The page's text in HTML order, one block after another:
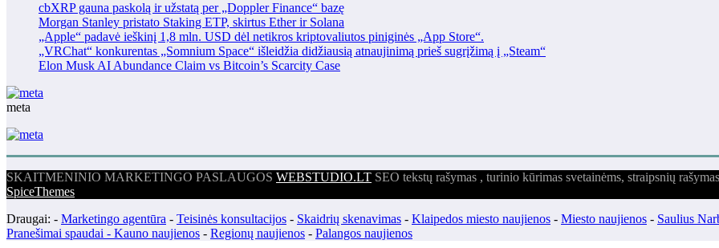
cbXRP gauna paskolą ir užstatą per „Doppler Finance“ bazę
Morgan Stanley pristato Staking ETP, skirtus Ether ir Solana
„Apple“ padavė ieškinį 1,8 mln. USD dėl netikros kriptovaliutos piniginės „App Store“.
„VRChat“ konkurentas „Somnium Space“ išleidžia didžiausią atnaujinimą prieš sugrįžimą į „Steam“
Elon Musk AI Abundance Claim vs Bitcoin’s Scarcity Case
meta
SKAITMENINIO MARKETINGO PASLAUGOS WEBSTUDIO.LT SEO tekstų rašymas , turinio kūrimas svetainėms, straipsnių
SpiceThemes
Draugai: - Marketingo agentūra - Teisinės konsultacijos - Skaidrių skenavimas - Klaipedos miesto naujienos - Miesto naujienos - Saulius
Pranešimai spaudai - Kauno naujienos - Regionų naujienos - Palangos naujienos